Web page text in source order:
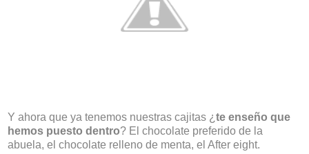
Y ahora que ya tenemos nuestras cajitas ¿te enseño que
hemos puesto dentro? El chocolate preferido de la
abuela, el chocolate relleno de menta, el After eight.